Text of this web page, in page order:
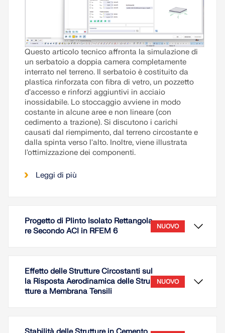
Questo articolo tecnico affronta la simulazione di
un serbatoio a doppia camera completamente
interrato nel terreno. Il serbatoio è costituito da
plastica rinforzata con fibra di vetro, un pozzetto
d'accesso e rinforzi aggiuntivi in acciaio
inossidabile. Lo stoccaggio avviene in modo
costante in alcune aree e non lineare (con
cedimento a trazione). Si discutono i carichi
causati dal riempimento, dal terreno circostante e
dalla spinta verso l'alto. Inoltre, viene illustrata
l'ottimizzazione dei componenti.
Leggi di più
Progetto di Plinto Isolato Rettangola
re Secondo ACI in RFEM 6
NUOVO
Effetto delle Strutture Circostanti sul
la Risposta Aerodinamica delle Stru
tture a Membrana Tensili
NUOVO